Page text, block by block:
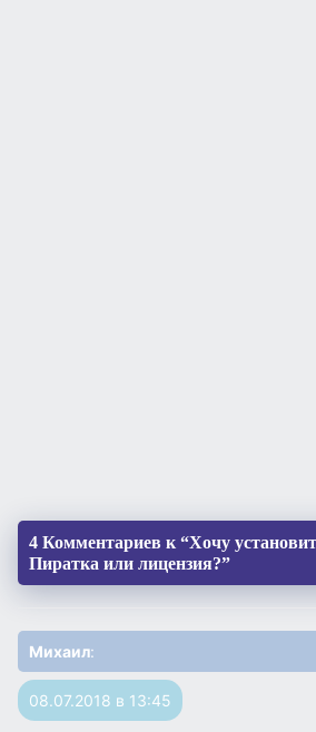
4 Комментариев к “Хочу
Пиратка или лицензия?”
Михаил:
08.07.2018 в 13:45